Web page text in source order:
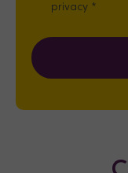
privacy *